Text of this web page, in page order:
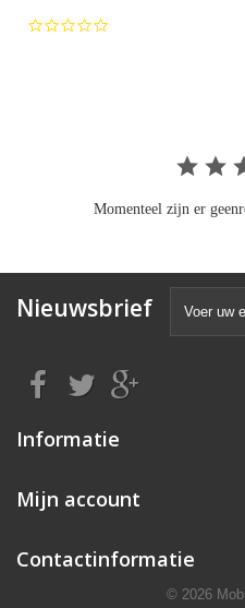
Momenteel zijn er
Nieuwsbrief
Informatie
Mijn account
Contactinformatie
© 2026